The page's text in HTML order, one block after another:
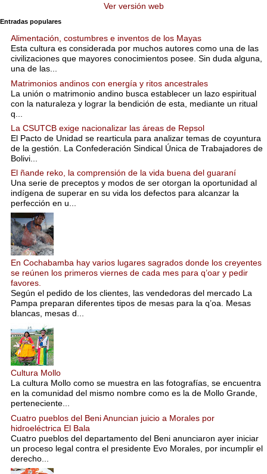
Ver versión web
Entradas populares
Alimentación, costumbres e inventos de los Mayas
Esta cultura es considerada por muchos autores como una de las
civilizaciones que mayores conocimientos posee. Sin duda alguna,
una de las...
Matrimonios andinos con energía y ritos ancestrales
La unión o matrimonio andino busca establecer un lazo espiritual
con la naturaleza y lograr la bendición de esta, mediante un ritual
q...
La CSUTCB exige nacionalizar las áreas de Repsol
El Pacto de Unidad se rearticula para analizar temas de coyuntura
de la gestión. La Confederación Sindical Única de Trabajadores de
Bolivi...
El ñande reko, la comprensión de la vida buena del guaraní
Una serie de preceptos y modos de ser otorgan la oportunidad al
indígena de superar en su vida los defectos para alcanzar la
perfección en u...
En Cochabamba hay varios lugares sagrados donde los creyentes
se reúnen los primeros viernes de cada mes para q’oar y pedir
favores.
Según el pedido de los clientes, las vendedoras del mercado La
Pampa preparan diferentes tipos de mesas para la q’oa. Mesas
blancas, mesas d...
Cultura Mollo
La cultura Mollo como se muestra en las fotografías, se encuentra
en la comunidad del mismo nombre como es la de Mollo Grande,
perteneciente...
Cuatro pueblos del Beni Anuncian juicio a Morales por
hidroeléctrica El Bala
Cuatro pueblos del departamento del Beni anunciaron ayer iniciar
un proceso legal contra el presidente Evo Morales, por incumplir el
derecho...